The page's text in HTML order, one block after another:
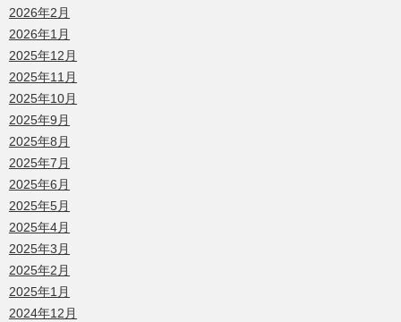
2026年2月
2026年1月
2025年12月
2025年11月
2025年10月
2025年9月
2025年8月
2025年7月
2025年6月
2025年5月
2025年4月
2025年3月
2025年2月
2025年1月
2024年12月